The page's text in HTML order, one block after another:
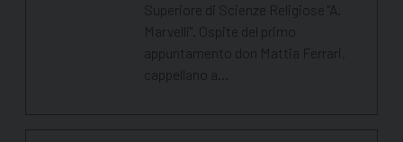
Superiore di Scienze Religiose "A.
Marvelli". Ospite del primo
appuntamento don Mattia Ferrari,
cappellano a…